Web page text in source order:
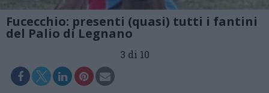
Fucecchio: presenti (quasi) tutti i fantini
del Palio di Legnano
3 di 10